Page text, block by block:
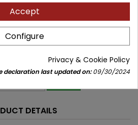
DETAILS
Accept
Configure
Privacy & Cookie Policy
declaration last updated on:09/30/2024